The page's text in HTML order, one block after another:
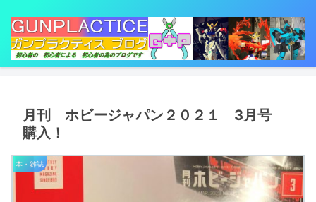
月刊 ホビージャパン２０２１ 3月号
購入！
本・雑誌